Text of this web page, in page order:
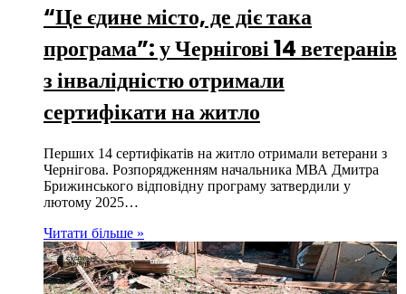
“Це єдине місто, де діє така
програма”: у Чернігові 14 ветеранів
з інвалідністю отримали
сертифікати на житло
Перших 14 сертифікатів на житло отримали ветерани з
Чернігова. Розпорядженням начальника МВА Дмитра
Брижинського відповідну програму затвердили у
лютому 2025…
Читати більше »